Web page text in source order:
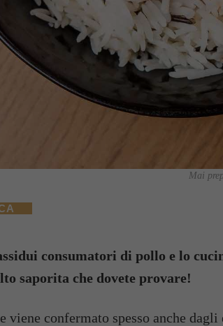
Mai
consumatori di pollo e lo
saporita che dovete provare!
viene confermato spesso anche dagli